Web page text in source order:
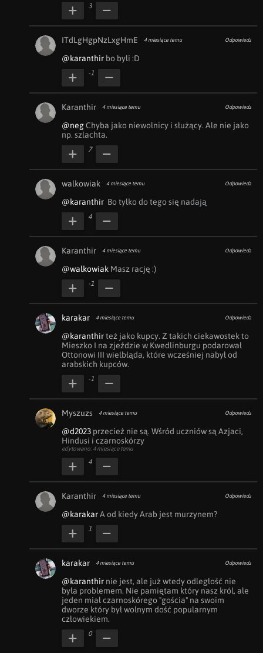
3
ITdLgHgpNzLxgHmE 4 miesiące temu Odpowiedz
@karanthir bo byli :D
-1
Karanthir 4 miesiące temu Odpowiedz
@neg Chyba jako niewolnicy i służący. Ale nie jako
np. szlachta.
7
walkowiak 4 miesiące temu Odpowiedz
@karanthir
  Bo tylko do tego się nadają
4
Karanthir 4 miesiące temu Odpowiedz
@walkowiak Masz rację :)
-1
karakar 4 miesiące temu Odpowiedz
@karanthir też jako kupcy. Z takich ciekawostek to
Mieszko I na zjeździe w Kwedlinburgu podarował
Ottonowi III wielbłąda, które wcześniej nabył od
arabskich kupców.
-1
Myszuzs 4 miesiące temu Odpowiedz
@d2023 przecież nie są. Wśród uczniów są Azjaci,
Hindusi i czarnoskórzy
edytowano: 4 miesiące temu
4
Karanthir 4 miesiące temu Odpowiedz
@karakar A od kiedy Arab jest murzynem?
1
karakar 4 miesiące temu Odpowiedz
@karanthir nie jest, ale już wtedy odległość nie
była problemem. Nie pamiętam który nasz król, ale
jeden miał czarnoskórego "gościa" na swoim
dworze który był wolnym dość popularnym
człowiekiem.
0